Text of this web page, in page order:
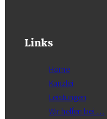
Links
Home
Kanzlei
Leistungen
Wir helfen bei …